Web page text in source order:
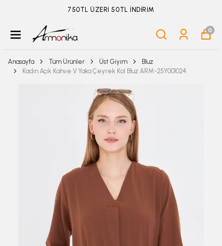
ÜYELİKSİZ SİPARİŞ İADE TALEBİ İÇİN TIKLA
0
Anasayfa Tüm Ürünler Üst Giyim
Bluz
Kadın Açık Kahve V Yaka Çeyrek Kol Bluz ARM-25Y001024